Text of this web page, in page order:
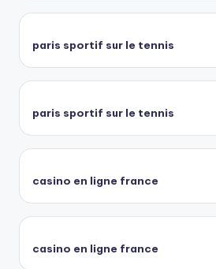
paris sportif sur le tennis
paris sportif sur le tennis
casino en ligne france
casino en ligne france